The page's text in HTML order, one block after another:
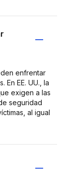
enfrentar
EE. UU., la
exigen a las
seguridad
al igual